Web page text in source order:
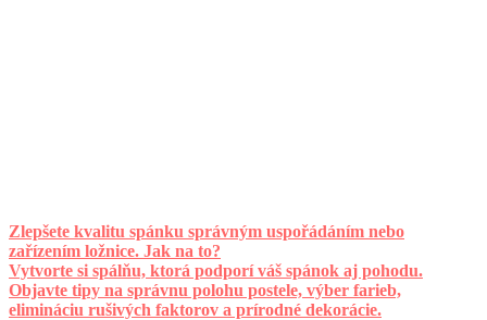
Zlepšete kvalitu spánku správným uspořádáním nebo
zařízením ložnice. Jak na to?
Vytvorte si spálňu, ktorá podporí váš spánok aj pohodu.
Objavte tipy na správnu polohu postele, výber farieb,
elimináciu rušivých faktorov a prírodné dekorácie.